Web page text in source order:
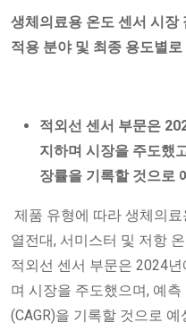
생체의료용 온도 센서 시장
적용 분야 및 최종 용도별
적외선 센서 부문은
지하며 시장을 주도했
장률을 기록할 것으로
제품 유형에 따라 생체의
열전대, 서미스터 및 저항
적외선 센서 부문은 2024
며 시장을 주도했으며, 예
(CAGR)을 기록할 것으로